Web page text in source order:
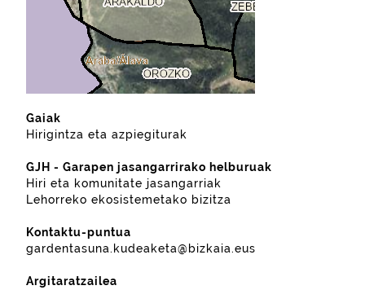
Gaiak
Hirigintza eta azpiegiturak
GJH - Garapen jasangarrirako helburuak
Hiri eta komunitate jasangarriak
Lehorreko ekosistemetako bizitza
Kontaktu-puntua
gardentasuna.kudeaketa@bizkaia.eus
Argitaratzailea